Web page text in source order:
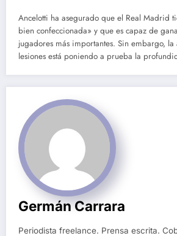
Ancelotti ha asegurado que el Real Madrid
bien confeccionada» y que es capaz de
jugadores más importantes. Sin embargo,
lesiones está poniendo a prueba la
Germán Carrara
Periodista freelance. Prensa escrita.